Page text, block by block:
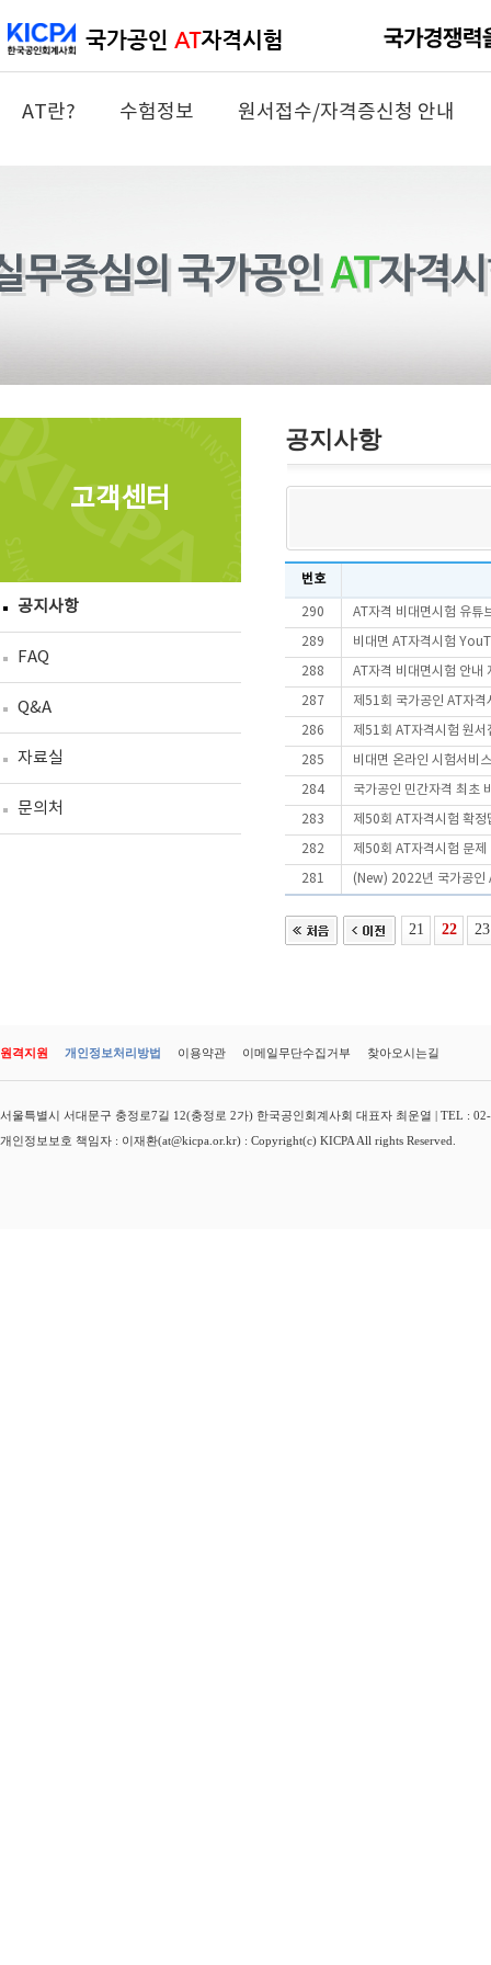
AT란? 수험정보 원서접수/자격증신청 안내
고객센터
공지사항
FAQ
Q&A
자료실
문의처
공지사항
번호
290 AT자격 비대면시험 유튜
289 비대면 AT자격시험
288 AT자격 비대면시험 안내
287 제51회 국가공인 AT자격
286 제51회 AT자격시험 원서
285 비대면 온라인 시험서비
284 국가공인 민간자격 최초
283 제50회 AT자격시험 확정
282 제50회 AT자격시험 문
281 (New) 2022년 국가공인
21 22 23
원격지원 개인정보처리방법 이용약관 이메일무단수집거부 찾아오시는길
서울특별시 서대문구 충정로7길 12(충정로 2가) 한국공인회계사회 대표자 최운열 | TEL :
개인정보보호 책임자 : 이재환(at@kicpa.or.kr) : Copyright(c) KICPA All rights Reserved.